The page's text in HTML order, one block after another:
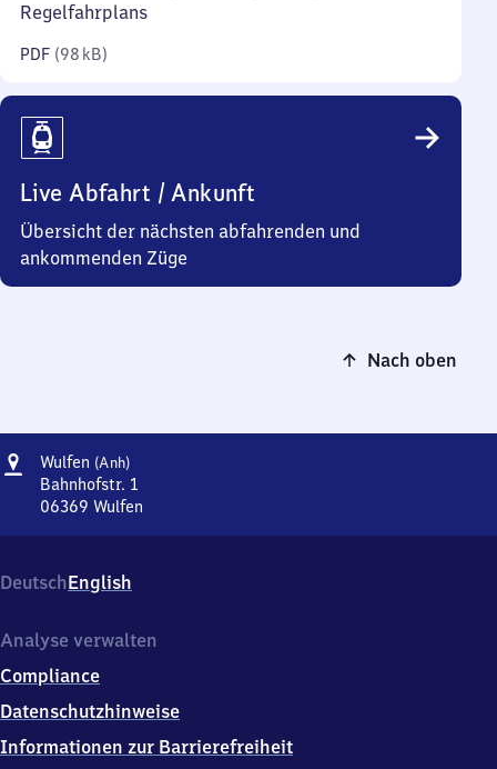
Regelfahrplans
PDF (98 kB)
Live Abfahrt / Ankunft
Übersicht der nächsten abfahrenden und
ankommenden Züge
Nach oben
Adresse
Wulfen (Anh)Wulfen
(Anhalt)
Bahnhofstr. 1
06369 Wulfen
Bahnhofstr.
1,
6
6
9
DeutschEnglish
Analyse verwalten
Compliance
Datenschutzhinweise
Informationen zur Barrierefreiheit